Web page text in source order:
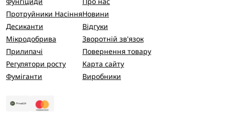
Протруйники Насіння
Десиканти
Мікродобрива
Прилипачі
Регулятори росту
Фуміганти
Новини
Відгуки
Зворотній зв'язок
Повернення товару
Карта сайту
Виробники